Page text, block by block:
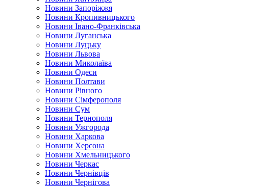
Новини Запоріжжя
Новини Кропивницького
Новини Івано-Франківська
Новини Луганська
Новини Луцьку
Новини Львова
Новини Миколаїва
Новини Одеси
Новини Полтави
Новини Рівного
Новини Сімферополя
Новини Сум
Новини Тернополя
Новини Ужгорода
Новини Харкова
Новини Херсона
Новини Хмельницького
Новини Черкас
Новини Чернівців
Новини Чернігова